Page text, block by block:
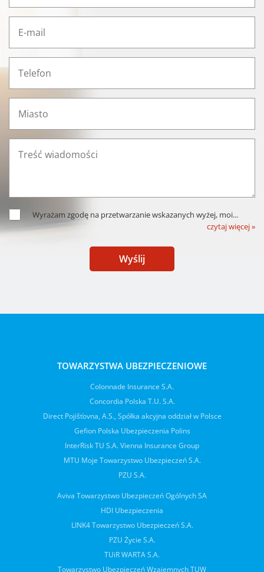
Wyrażam zgodę na przetwarzanie wskazanych wyżej, moi...
czytaj więcej »
Wyślij
TOWARZYSTWA UBEZPIECZENIOWE
Colonnade Insurance S.A.
Concordia Polska T.U. S.A.
Direct Pojišťovna, A.S., Spółka akcyjna oddział w Polsce
Gefion Polska Ubezpieczenia Polins
InterRisk TU S.A. Vienna Insurance Group
MTU Moje Towarzystwo Ubezpieczeń S.A.
PZU S.A.
Aviva Towarzystwo Ubezpieczeń Ogólnych SA
HDI Ubezpieczenia
LINK4 Towarzystwo Ubezpieczeń S.A.
PZU Życie S.A.
TUiR WARTA S.A.
Towarzystwo Ubezpieczeń Wzajemnych TUW